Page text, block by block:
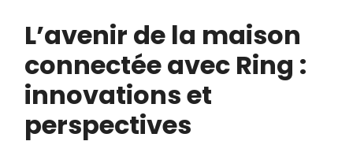
L’avenir de la maison
connectée avec Ring :
innovations et
perspectives